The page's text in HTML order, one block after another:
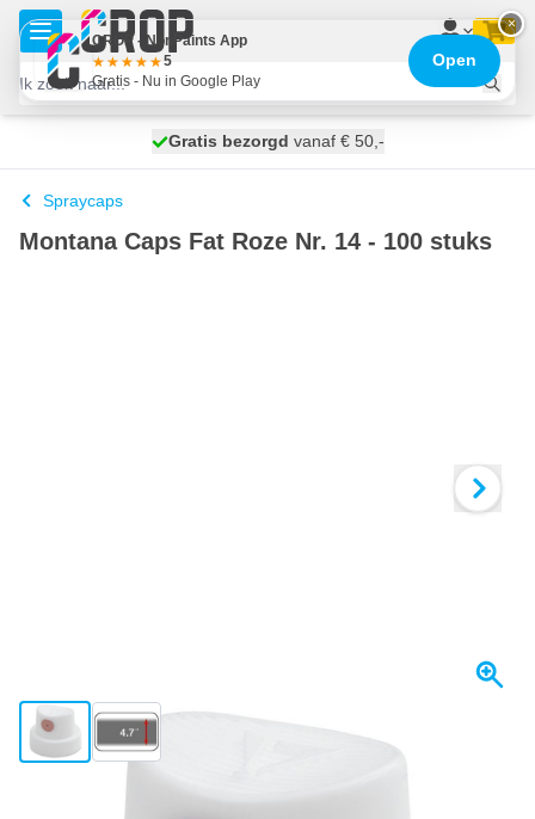
Ga naar de inhoud
morgen bezorgd
Gratis bezorgd vanaf € 50,-
100 dagen
Spraycaps
Montana Caps Fat Roze Nr. 14 - 100 stuks
View larger imageView larger image
×
CROP - NonPaints App
5
Gratis - Nu in Google Play
Open